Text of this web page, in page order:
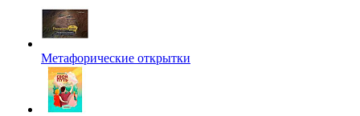
Метафорические открытки